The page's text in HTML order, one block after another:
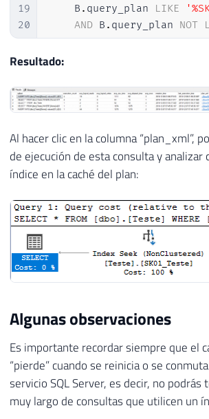
19
20
21
22
    B
. query_plan LIKE
AND B . query_plan NOT
ORDER BY
    A
Resultado:
Al hacer clic en la columna “plan_xml”,
de ejecución de esta consulta y analizar
índice en la caché del plan:
Algunas observaciones
Es importante recordar siempre que el
“pierde” cuando se reinicia o se
servicio SQL Server, es decir, no
muy largo de consultas que utilicen un